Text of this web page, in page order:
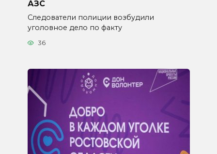
АЗС
Следователи полиции возбудили
уголовное дело по факту
36